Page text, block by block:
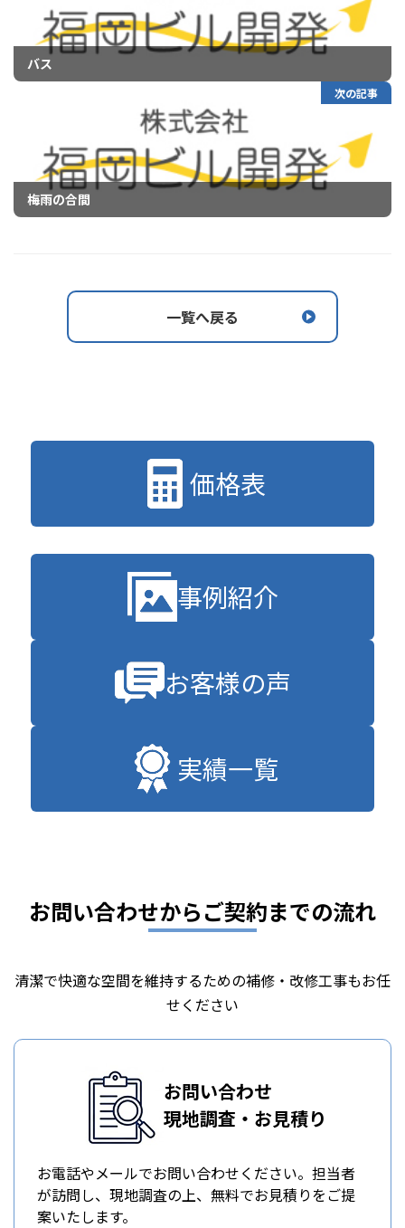
バス
次の記事
梅雨の合間
一覧へ戻る
価格表
事例紹介
お客様の声
実績一覧
お問い合わせからご契約までの流れ
清潔で快適な空間を維持するための補修・改修工事もお任
せください
お問い合わせ
現地調査・お見積り
お電話やメールでお問い合わせください。担当者
が訪問し、現地調査の上、無料でお見積りをご提
案いたします。